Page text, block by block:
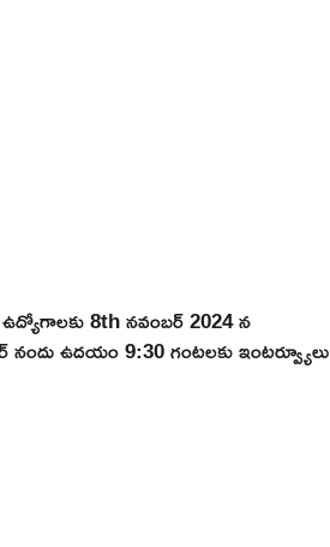
8th నవంబర్ 2024 న
ఉదయం 9:30 గంటలకు ఇంటర్వ్యూలు